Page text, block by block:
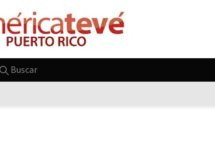
Buscar